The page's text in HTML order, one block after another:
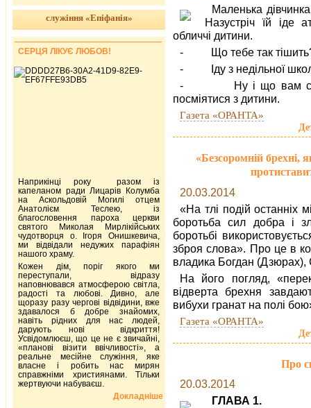
Маленька
Назустріч їй іде
обличчі дитини.
- Що тебе так тішить?
- Іду з недільної
- Ну і що вам
посміятися з дитини.
Газета «ОРАНТА»
«Безсоромній брехні,
20.03.2014
«На тлі подій останніх
боротьба сил добра і
боротьбі
зброя слова». Про це в
владика Богдан
На його погляд,
відверта брехня
вибухи гранат на полі
Газета «ОРАНТА»
Про
20.03.2014
ГЛАВА 1.
служіння «Епіфанія»
СЕРЦЯ ЛІКУЄ ЛЮБОВ!
Наприкінці року разом із
капеланом ради Лицарів Колумба
на Аскольдовій Могилі отцем
Анатолієм Теслею, із
благословення пароха церкви
святого Миколая Мирлікійських
чудотворця о. Ігоря Онишкевича,
ми відвідали недужих парафіян
нашого храму.
Кожен дім, поріг якого ми
переступали, відразу
наповнювався атмосферою світла,
радості та любові. Дивно, але
щоразу разу чергові відвідини, вже
здавалося б добре знайомих,
навіть рідних для нас людей,
дарують нові відкриття!
Усвідомлюєш, що це не є звичайні,
«планові візити ввічливості», а
реальне месійне служіння, яке
власне і робить нас мирян
справжніми християнами. Тільки
жертвуючи набуваєш.
Докладніше